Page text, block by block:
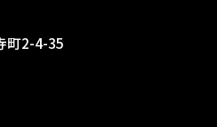
町2-4-35